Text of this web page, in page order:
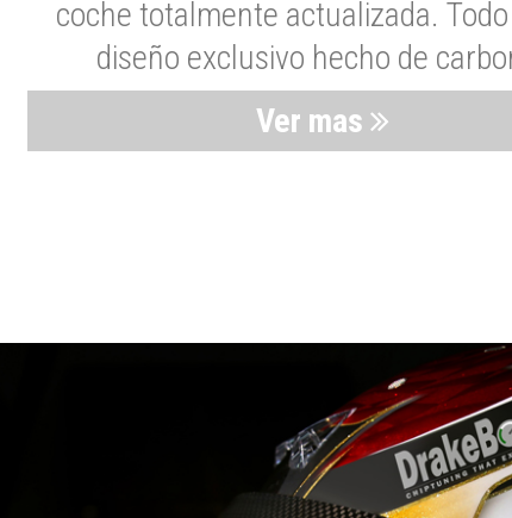
coche totalmente actualizada.
diseño exclusivo hecho de
Ver mas